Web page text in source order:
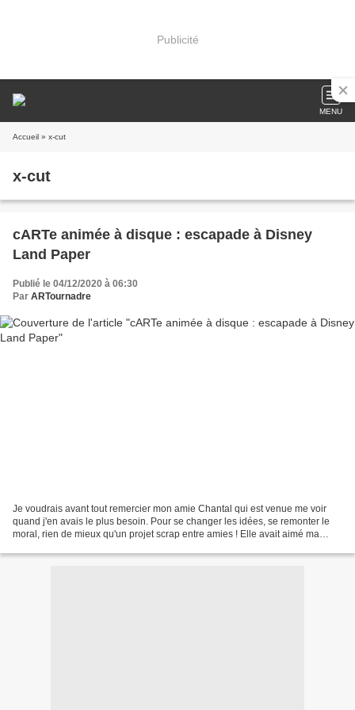
Publicité
MENU
Accueil » x-cut
x-cut
cARTe animée à disque : escapade à Disney
Land Paper
Publié le 04/12/2020 à 06:30
Par ARTournadre
Je voudrais avant tout remercier mon amie Chantal qui est venue me voir
quand j'en avais le plus besoin. Pour se changer les idées, se remonter le
moral, rien de mieux qu'un projet scrap entre amies ! Elle avait aimé ma